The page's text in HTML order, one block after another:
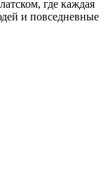
где каждая
и повседневные